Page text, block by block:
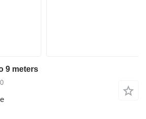
9 meters